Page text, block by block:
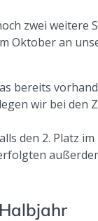
zwei weitere
Oktober an
bereits
wir bei den
den 2. Platz